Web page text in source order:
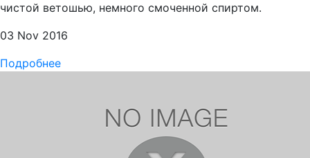
чистой ветошью, немного смоченной спиртом.
03 Nov 2016
Подробнее